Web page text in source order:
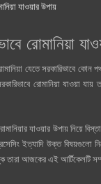
যাওয়ার উপায়
রোমানিয়া
যেতে সরকারিভাবে
রোমানিয়া যাওয়া যায়
যাওয়ার উপায় নিয়ে
ইত্যাদি উক্ত
তারা আজকের এই আর্টিকেলটি